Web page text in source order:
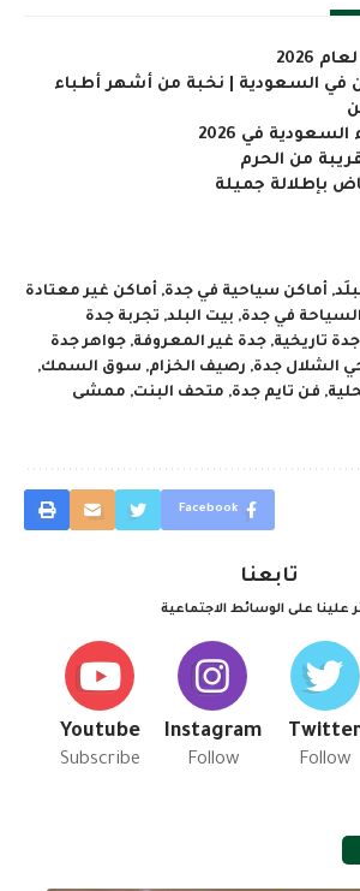
2026
في السعودية | نخبة من أشهر أطباء
في 2026
من الحرم
بإطلالة جميلة
, أماكن سياحية في جدة, أماكن غير معتادة
السياحة في جدة, بيت البلد, تجربة جدة
جدة تاريخية, جدة غير المعروفة, جواهر جدة
الشلال جدة, رصيف الخزام, سوق السمك,
, فن تايم جدة, متحف البنت, ممشى
Facebook
تابعنا
علينا على الوسائط الاجتماعية
Follow
Instagram
Follow
Youtube
Subscribe